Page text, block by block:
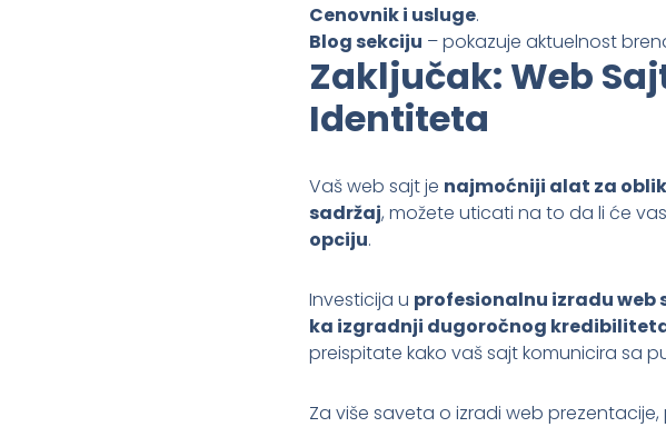
Cenovnik i usluge.
Blog sekciju – pokazuje aktuelnost
Zaključak: Web
Identiteta
Vaš web sajt je najmoćniji alat za
sadržaj, možete uticati na to da li će
opciju.
Investicija u profesionalnu izradu web
ka izgradnji dugoročnog
preispitate kako vaš sajt komunicira sa
Za više saveta o izradi web